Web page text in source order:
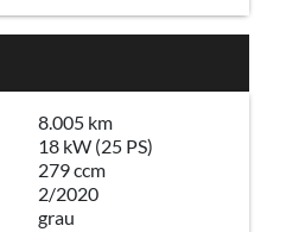
8.005 km
18 kW (25 PS)
279 ccm
2/2020
grau